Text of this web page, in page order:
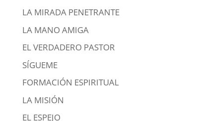
LA MIRADA PENETRANTE
LA MANO AMIGA
EL VERDADERO PASTOR
SÍGUEME
FORMACIÓN ESPIRITUAL
LA MISIÓN
EL ESPEJO